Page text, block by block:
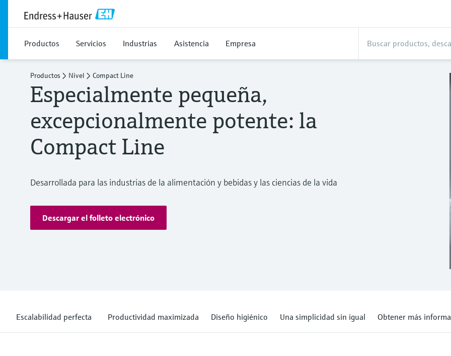
Productos Servicios Industrias Asistencia Empresa
Productos Nivel Compact Line
Especialmente pequeña,
excepcionalmente potente: la
Compact Line
Desarrollada para las industrias de la alimentación y bebidas y las ciencias de la vida
Descargar el folleto electrónico
Escalabilidad perfecta Productividad maximizada Diseño higiénico Una simplicidad sin igual Obtener más